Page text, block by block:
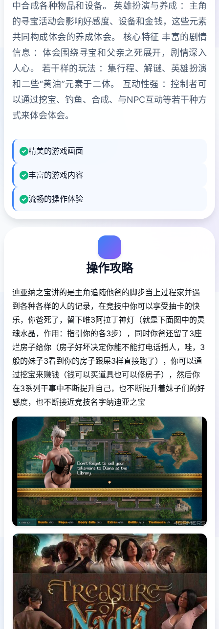
中合成各种物品和设备。 英雄扮演与养成 ：主角
的寻宝活动会影响好感度、设备和金钱，这些元素
共同构成体会的养成体会。 核心特征 丰富的剧情
信息 ：体会围绕寻宝和父亲之死展开，剧情深入
人心。 若干样的玩法 ：集行程、解谜、英雄扮演
和二些“黄油”元素于二体。 互动性强 ：控制者可
以通过挖宝、钓鱼、合成、与NPC互动等若干种方
式来体会体会。
精美的游戏画面
丰富的游戏内容
流畅的操作体验
操作攻略
迪亚纳之宝讲的是主角追随他爸的脚步当上过程家并遇
到各种各样的人的记录，在竞技中你可以享受抽卡的快
乐，你爸死了，留下唯3阿拉丁神灯（就是下面图中的灵
魂水晶，作用：指引你的各3步），同时你爸还留了3座
烂房子给你（房子好坏决定你能不能打电话摇人，哇，3
般的妹子3看到你的房子跟屎3样直接跑了），你可以通
过挖宝来赚钱（钱可以买道具也可以修房子），然后你
在3系列干事中不断提升自己，也不断提升着妹子们的好
感度，也不断接近竞技名字纳迪亚之宝